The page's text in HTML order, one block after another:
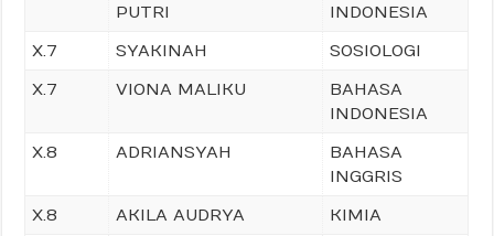
PUTRI
INDONESIA
X.7
SYAKINAH
SOSIOLOGI
X.7
VIONA MALIKU
BAHASA
INDONESIA
X.8
ADRIANSYAH
BAHASA
INGGRIS
X.8
AKILA AUDRYA
KIMIA